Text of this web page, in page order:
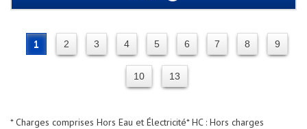
1 2 3 4 5 6 7 8 9
10 13
* Charges comprises Hors Eau et Électricité* HC : Hors charges